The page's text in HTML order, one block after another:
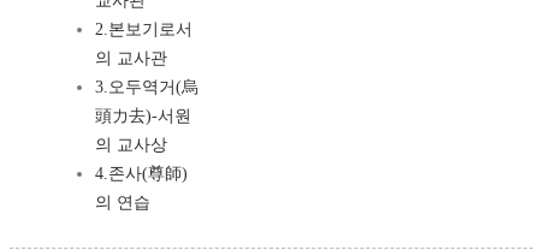
2.본보기로서
의 교사관
3.오두역거(烏
頭力去)-서원
의 교사상
4.존사(尊師)
의 연습